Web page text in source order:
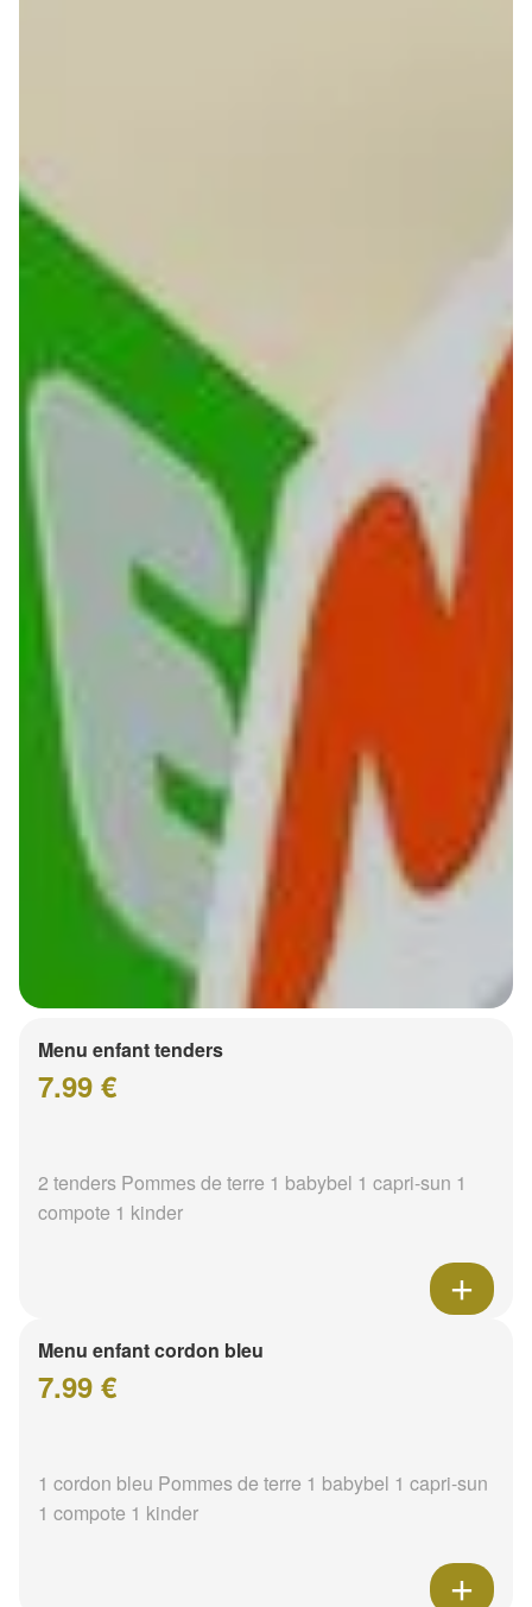
Menu enfant tenders
7.99 €
2 tenders Pommes de terre 1 babybel 1 capri-sun 1
compote 1 kinder
Menu enfant cordon bleu
7.99 €
1 cordon bleu Pommes de terre 1 babybel 1 capri-sun
1 compote 1 kinder